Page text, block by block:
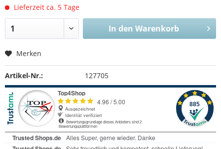
Lieferzeit ca. 5 Tage
In den Warenkorb
Merken
Artikel-Nr.: 127705